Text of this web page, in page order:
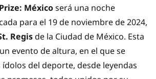
Méxicoserá una noche
para el 19 de noviembre de 2024,
Regisde la Ciudad de México. Esta
evento de altura, en el que se
del deporte, desde leyendas